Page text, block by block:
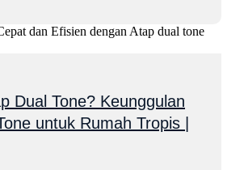
Dual Tone? Keunggulan
untuk Rumah Tropis |